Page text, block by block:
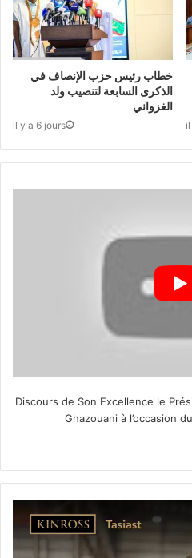
خطاب رئيس حزب الإنصاف في
الذكرى السابعة لتنصيب ولد
الغزواني
il y a 6 jours
Discours de Son Excellence le
Ghazouani à l’occasion